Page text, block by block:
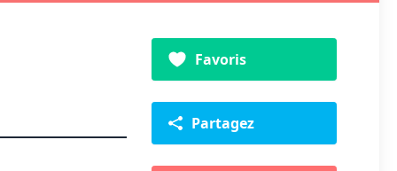
Favoris
Partagez